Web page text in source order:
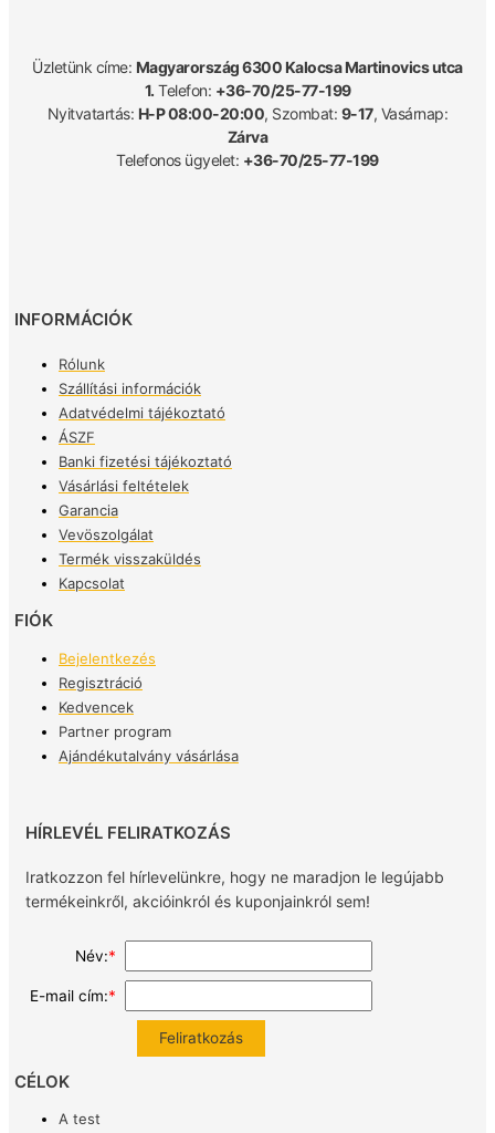
Üzletünk címe: Magyarország 6300 Kalocsa Martinovics utca
1. Telefon: +36-70/25-77-199
Nyitvatartás: H-P 08:00-20:00, Szombat: 9-17, Vasárnap:
Zárva
Telefonos ügyelet: +36-70/25-77-199
INFORMÁCIÓK
Rólunk
Szállítási információk
Adatvédelmi tájékoztató
ÁSZF
Banki fizetési tájékoztató
Vásárlási feltételek
Garancia
Vevöszolgálat
Termék visszaküldés
Kapcsolat
FIÓK
Bejelentkezés
Regisztráció
Kedvencek
Partner program
Ajándékutalvány vásárlása
HÍRLEVÉL FELIRATKOZÁS
Iratkozzon fel hírlevelünkre, hogy ne maradjon le legújabb
termékeinkről, akcióinkról és kuponjainkról sem!
Név:*
E-mail cím:*
CÉLOK
A test